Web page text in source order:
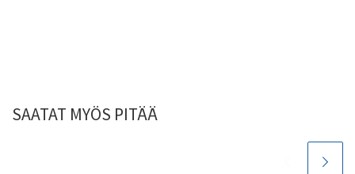
SAATAT MYÖS PITÄÄ